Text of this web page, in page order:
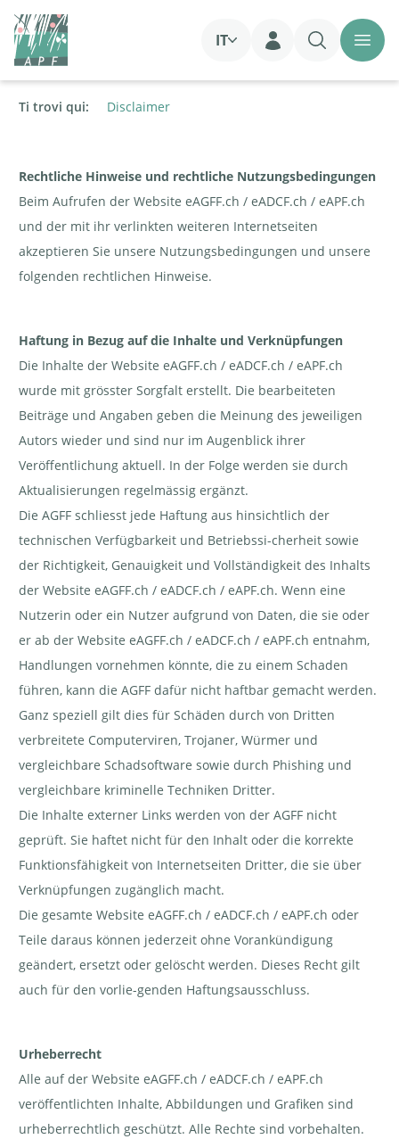
IT
Login
Ti trovi qui: Disclaimer
Rechtliche Hinweise und rechtliche Nutzungsbedingungen
Beim Aufrufen der Website eAGFF.ch / eADCF.ch / eAPF.ch
und der mit ihr verlinkten weiteren Internetseiten
akzeptieren Sie unsere Nutzungsbedingungen und unsere
folgenden rechtlichen Hinweise.
Haftung in Bezug auf die Inhalte und Verknüpfungen
Die Inhalte der Website eAGFF.ch / eADCF.ch / eAPF.ch
wurde mit grösster Sorgfalt erstellt. Die bearbeiteten
Beiträge und Angaben geben die Meinung des jeweiligen
Autors wieder und sind nur im Augenblick ihrer
Veröffentlichung aktuell. In der Folge werden sie durch
Aktualisierungen regelmässig ergänzt.
Die AGFF schliesst jede Haftung aus hinsichtlich der
technischen Verfügbarkeit und Betriebssi-cherheit sowie
der Richtigkeit, Genauigkeit und Vollständigkeit des Inhalts
der Website eAGFF.ch / eADCF.ch / eAPF.ch. Wenn eine
Nutzerin oder ein Nutzer aufgrund von Daten, die sie oder
er ab der Website eAGFF.ch / eADCF.ch / eAPF.ch entnahm,
Handlungen vornehmen könnte, die zu einem Schaden
führen, kann die AGFF dafür nicht haftbar gemacht werden.
Ganz speziell gilt dies für Schäden durch von Dritten
verbreitete Computerviren, Trojaner, Würmer und
vergleichbare Schadsoftware sowie durch Phishing und
vergleichbare kriminelle Techniken Dritter.
Die Inhalte externer Links werden von der AGFF nicht
geprüft. Sie haftet nicht für den Inhalt oder die korrekte
Funktionsfähigkeit von Internetseiten Dritter, die sie über
Verknüpfungen zugänglich macht.
Die gesamte Website eAGFF.ch / eADCF.ch / eAPF.ch oder
Teile daraus können jederzeit ohne Vorankündigung
geändert, ersetzt oder gelöscht werden. Dieses Recht gilt
auch für den vorlie-genden Haftungsausschluss.
Urheberrecht
Alle auf der Website eAGFF.ch / eADCF.ch / eAPF.ch
veröffentlichten Inhalte, Abbildungen und Grafiken sind
urheberrechtlich geschützt. Alle Rechte sind vorbehalten.